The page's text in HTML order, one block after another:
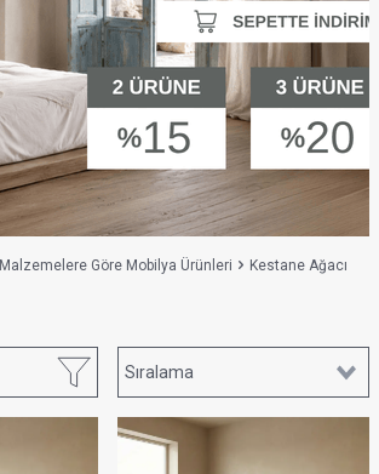
Malzemelere Göre Mobilya Ürünleri Kestane Ağacı